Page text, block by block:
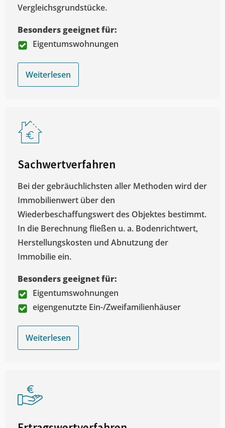
Vergleichsgrundstücke.
Besonders geeignet für:
Eigentumswohnungen
Weiterlesen
Sachwertverfahren
Bei der gebräuchlichsten aller Methoden wird der
Immobilienwert über den
Wiederbeschaffungswert des Objektes bestimmt.
In die Berechnung fließen u. a. Bodenrichtwert,
Herstellungskosten und Abnutzung der
Immobilie ein.
Besonders geeignet für:
Eigentumswohnungen
eigengenutzte Ein-/Zweifamilienhäuser
Weiterlesen